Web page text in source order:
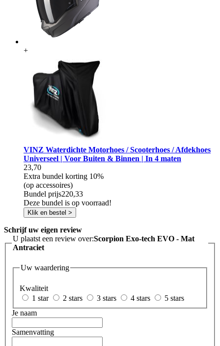
+
VINZ Waterdichte Motorhoes / Scooterhoes / Afdekhoes
Universeel | Voor Buiten & Binnen | In 4 maten
23,70
Extra bundel korting 10%
(op accessoires)
Bundel prijs220,33
Deze bundel is op voorraad!
Klik en bestel >
Schrijf uw eigen review
U plaatst een review over:Scorpion Exo-tech EVO - Mat
Antraciet
Uw waardering
Kwaliteit
1 star
2 stars 3 stars 4 stars
5 stars
Je naam
Samenvatting